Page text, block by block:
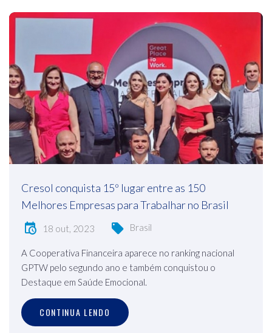
Cresol conquista 15º lugar entre as 150
Melhores Empresas para Trabalhar no Brasil
18 out, 2023 Brasil
A Cooperativa Financeira aparece no ranking nacional
GPTW pelo segundo ano e também conquistou o
Destaque em Saúde Emocional.
CONTINUA LENDO